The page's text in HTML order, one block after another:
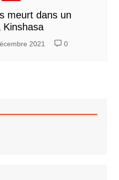
meurt dans un
Kinshasa
2021 0